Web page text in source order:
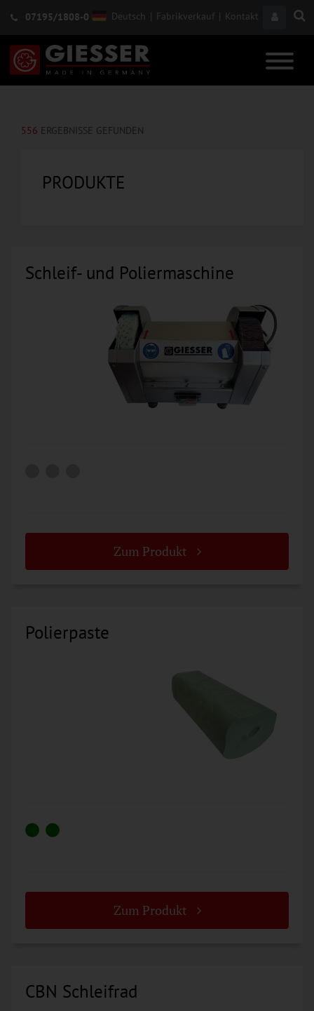
07195/1808-0 Deutsch | Fabrikverkauf | Kontakt
556 ERGEBNISSE GEFUNDEN
PRODUKTE
Schleif- und Poliermaschine
Zum Produkt
Polierpaste
Zum Produkt
CBN Schleifrad